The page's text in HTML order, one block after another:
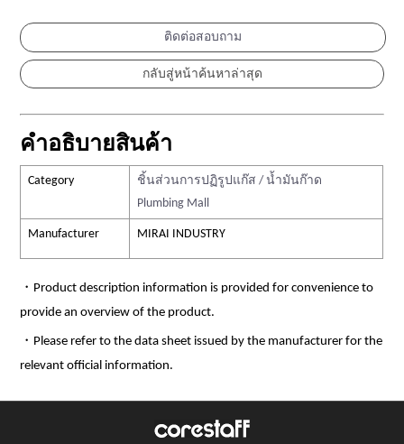
ติดต่อสอบถาม
คำอธิบายสินค้า
Category
ชิ้นส่วนการปฏิรูปแก๊ส / น้ำมันก๊าด
Plumbing Mall
Manufacturer MIRAI INDUSTRY
・Product description information is provided for convenience to
provide an overview of the product.
・Please refer to the data sheet issued by the manufacturer for the
relevant official information.